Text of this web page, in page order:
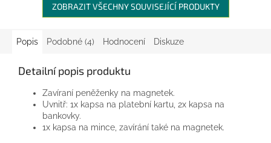
ZOBRAZIT VŠECHNY SOUVISEJÍCÍ PRODUKTY
Popis Podobné (4) Hodnocení Diskuze
Detailní popis produktu
Zavíraní peněženky na magnetek.
Uvnitř: 1x kapsa na platební kartu, 2x kapsa na
bankovky.
1x kapsa na mince, zavírání také na magnetek.